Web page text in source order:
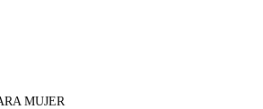
MUJER